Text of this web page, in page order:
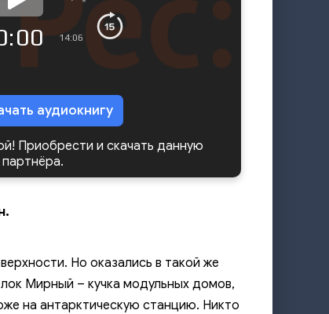
14:06
аудиокнигу
Приобрести и скачать данную
Но оказались в такой же
Мирный – кучка модульных домов,
на антарктическую станцию. Никто